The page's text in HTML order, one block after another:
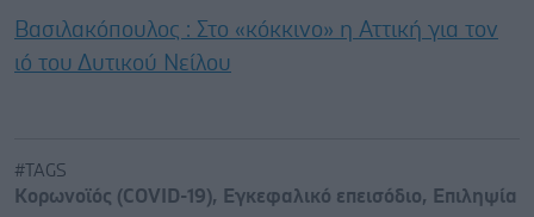
Βασιλακόπουλος : Στο «κόκκινο» η Αττική για τον
ιό του Δυτικού Νείλου
#TAGS
Κορωνοϊός (COVID-19), Εγκεφαλικό επεισόδιο, Επιληψία